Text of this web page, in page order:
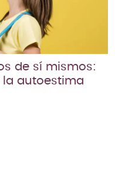
de sí mismos:
la autoestima